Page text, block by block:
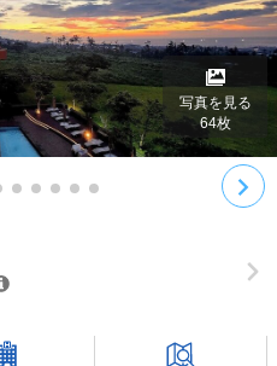
写真を見る
64枚